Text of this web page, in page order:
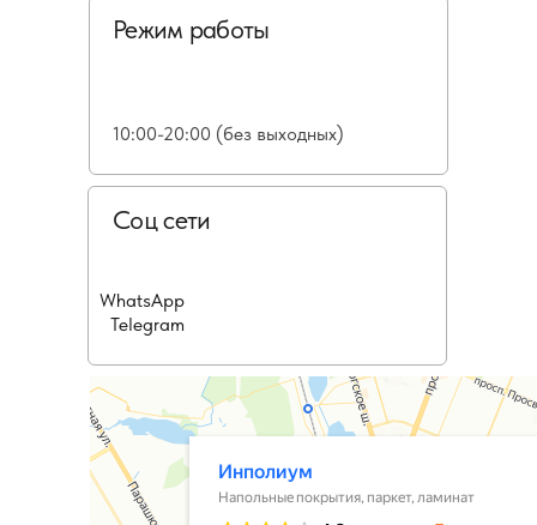
Режим работы
10:00-20:00 (без выходных)
Соц сети
WhatsApp
Telegram